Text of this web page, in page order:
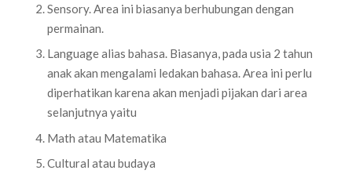
Sensory. Area ini biasanya berhubungan dengan
permainan.
Language alias bahasa. Biasanya, pada usia 2 tahun
anak akan mengalami ledakan bahasa. Area ini perlu
diperhatikan karena akan menjadi pijakan dari area
selanjutnya yaitu
Math atau Matematika
Cultural atau budaya